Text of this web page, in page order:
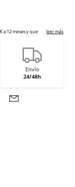
Envío
24/48h